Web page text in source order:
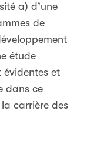
a) d’une
de
étude
évidentes et
dans ce
carrière des